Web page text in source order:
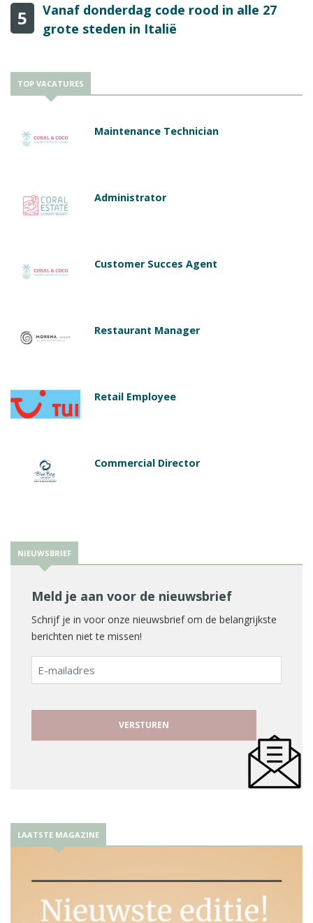
5
Vanaf donderdag code rood in alle 27
grote steden in Italië
TOP VACATURES
Maintenance Technician
Administrator
Customer Succes Agent
Restaurant Manager
Retail Employee
Commercial Director
NIEUWSBRIEF
Meld je aan voor de nieuwsbrief
Schrijf je in voor onze nieuwsbrief om de belangrijkste
berichten niet te missen!
E-
mailadres
LAATSTE MAGAZINE